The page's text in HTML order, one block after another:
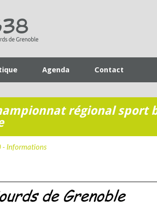
Agenda Contact
régional sport
- Informations